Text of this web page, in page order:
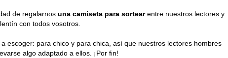
de regalarnos una camiseta para sortearentre nuestros lectores y
con todos vosotros.
escoger: para chico y para chica, así que nuestros lectores hombres
algo adaptado a ellos. ¡Por fin!